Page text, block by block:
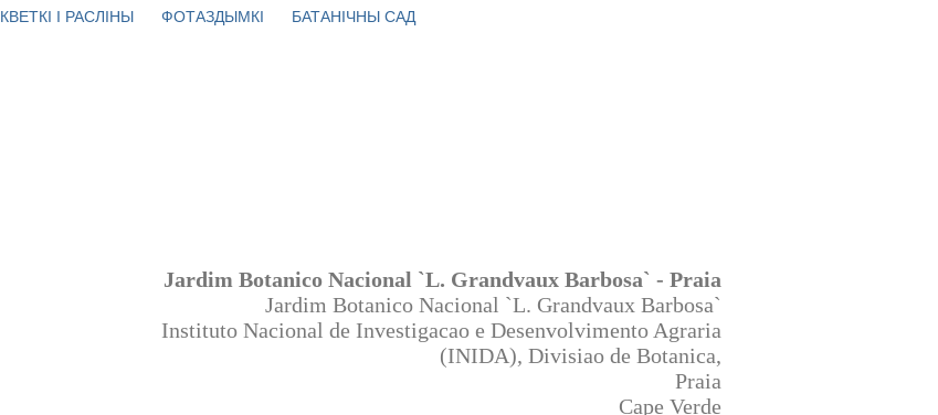
Jardim Botanico Nacional `L. Grandvaux Barbosa` - Praia
Jardim Botanico Nacional `L. Grandvaux Barbosa`
Instituto Nacional de Investigacao e Desenvolvimento Agraria
(INIDA), Divisiao de Botanica,
Praia
Cape Verde
КВЕТКІ І РАСЛІНЫ ФОТАЗДЫМКІ БАТАНІЧНЫ САД